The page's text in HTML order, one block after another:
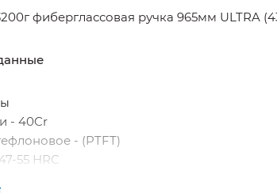
фиберглассовая ручка 965мм ULTRA
- 40Cr
- (PTFT)
55 HRC